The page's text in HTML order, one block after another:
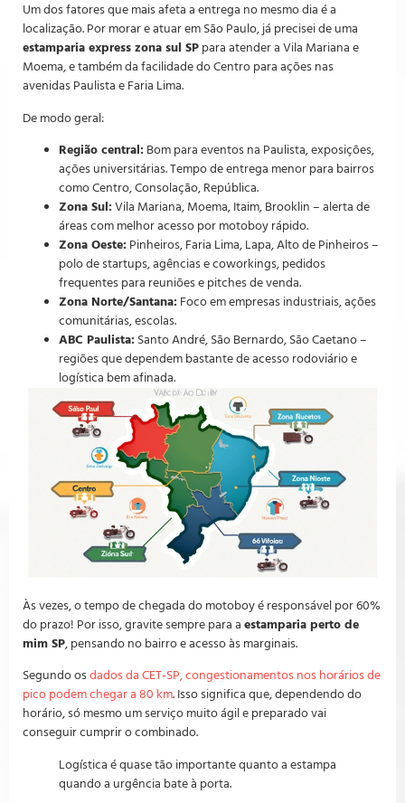
Um dos fatores que mais afeta a entrega no mesmo dia é a
localização. Por morar e atuar em São Paulo, já precisei de uma
estamparia express zona sul SP para atender a Vila Mariana e
Moema, e também da facilidade do Centro para ações nas
avenidas Paulista e Faria Lima.
De modo geral:
Região central: Bom para eventos na Paulista, exposições,
ações universitárias. Tempo de entrega menor para bairros
como Centro, Consolação, República.
Zona Sul: Vila Mariana, Moema, Itaim, Brooklin – alerta de
áreas com melhor acesso por motoboy rápido.
Zona Oeste: Pinheiros, Faria Lima, Lapa, Alto de Pinheiros –
polo de startups, agências e coworkings, pedidos
frequentes para reuniões e pitches de venda.
Zona Norte/Santana: Foco em empresas industriais, ações
comunitárias, escolas.
ABC Paulista: Santo André, São Bernardo, São Caetano –
regiões que dependem bastante de acesso rodoviário e
logística bem afinada.
Às vezes, o tempo de chegada do motoboy é responsável por 60%
do prazo! Por isso, gravite sempre para a estamparia perto de
mim SP, pensando no bairro e acesso às marginais.
Segundo osdados da CET-SP, congestionamentos nos horários de
pico podem chegar a 80 km. Isso significa que, dependendo do
horário, só mesmo um serviço muito ágil e preparado vai
conseguir cumprir o combinado.
Logística é quase tão importante quanto a estampa
quando a urgência bate à porta.